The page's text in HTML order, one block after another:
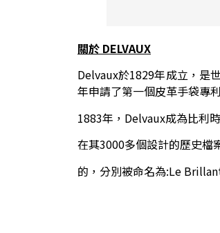
關於 DELVAUX
Delvaux於1829年成立，是
年申請了第一個皮革手袋專
1883年，Delvaux成為比利
在其3000多個設計的歷史檔
的，分別被命名為:Le